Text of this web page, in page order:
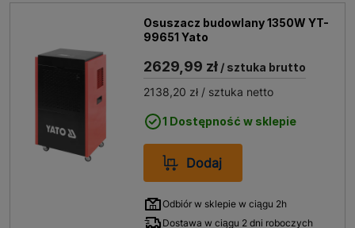
Osuszacz budowlany 1350W YT-
99651 Yato
2629,99 zł / sztuka brutto
2138,20 zł / sztuka netto
1 Dostępność w sklepie
Dodaj
Odbiór w sklepie w ciągu 2h
Dostawa w ciągu 2 dni roboczych